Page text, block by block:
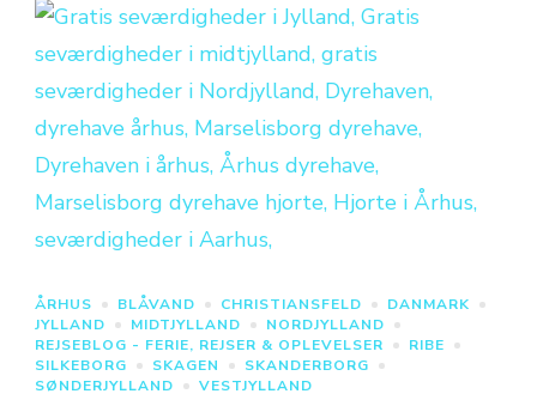
ÅRHUS BLÅVAND CHRISTIANSFELD
DANMARK
JYLLAND
MIDTJYLLAND
NORDJYLLAND
REJSEBLOG - FERIE, REJSER & OPLEVELSER
RIBE
SILKEBORG
SKAGEN
SKANDERBORG
SØNDERJYLLAND
VESTJYLLAND